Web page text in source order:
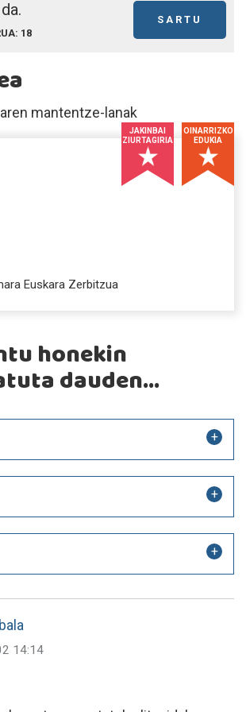
SARTU
18
mantentze-lanak
JAKINBAI
ZIURTAGIRIA
OINARRIZKO
EDUKIA
Euskara Zerbitzua
honekin
dauden...
14:14